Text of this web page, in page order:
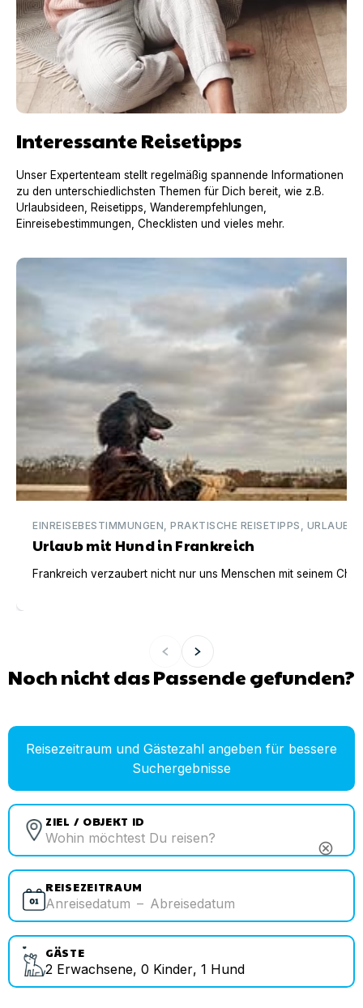
Interessante Reisetipps
Unser Expertenteam stellt regelmäßig spannende Informationen
zu den unterschiedlichsten Themen für Dich bereit, wie z.B.
Urlaubsideen, Reisetipps, Wanderempfehlungen,
Einreisebestimmungen, Checklisten und vieles mehr.
Urlaub mit Hund in Frankreich
EINREISEBESTIMMUNGEN, PRAKTISCHE REISETIPPS,
Urlaub mit Hund in Frankreich
Frankreich verzaubert nicht nur uns Menschen mit seinem
Noch nicht das Passende gefunden?
Reisezeitraum und Gästezahl angeben für bessere
Suchergebnisse
ZIEL / OBJEKT ID
cancel
REISEZEITRAUM
Anreisedatum – Abreisedatum
GÄSTE
2 Erwachsene, 0 Kinder, 1 Hund